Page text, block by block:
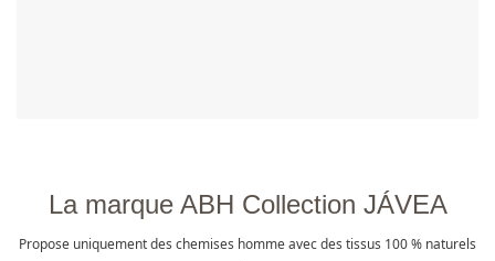
La marque ABH Collection JÁVEA
Propose uniquement des chemises homme avec des tissus 100 % naturels